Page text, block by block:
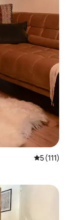
Середня
5 (111)